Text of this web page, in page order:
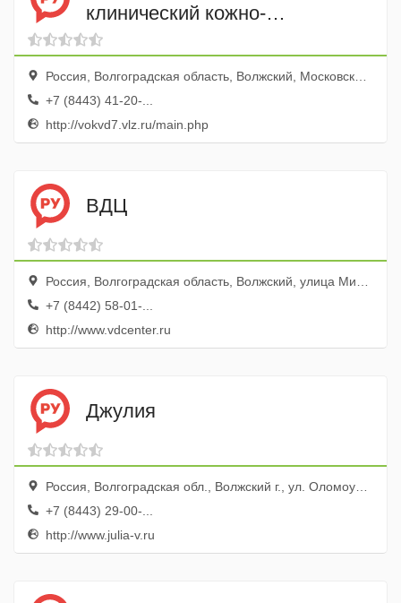
клинический кожно-
венерологический диспансер г.
Волжский
Россия, Волгоградская область, Волжский, Московская улица, 8
+7 (8443) 41-20-...
http://vokvd7.vlz.ru/main.php
ВДЦ
Россия, Волгоградская область, Волжский, улица Мира, 112
+7 (8442) 58-01-...
http://www.vdcenter.ru
Джулия
Россия, Волгоградская обл., Волжский г., ул. Оломоуцкая, 44
+7 (8443) 29-00-...
http://www.julia-v.ru